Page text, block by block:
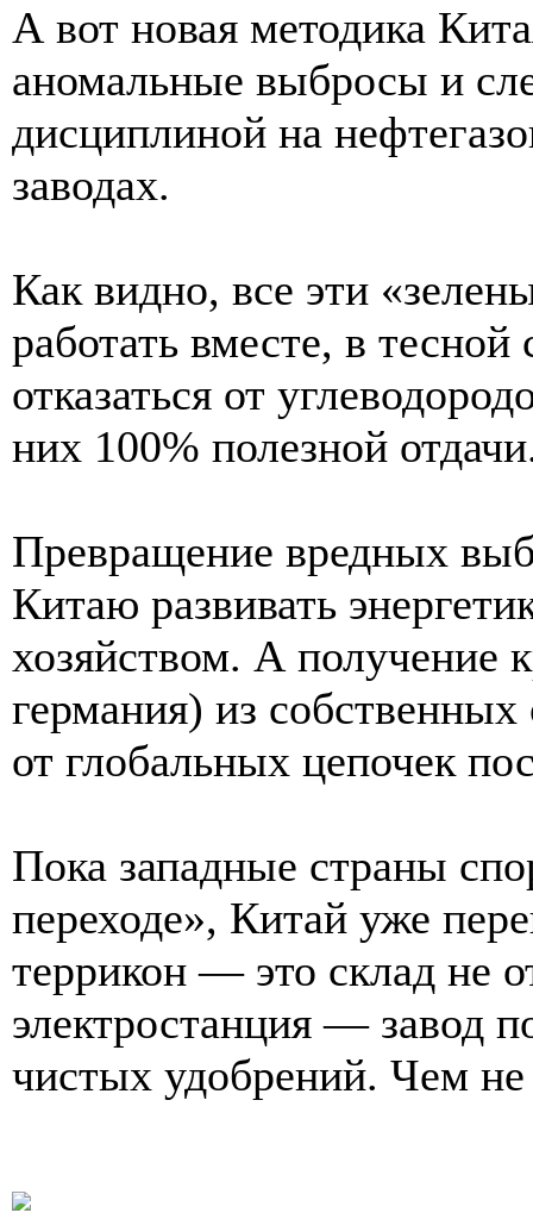
А вот новая методика
аномальные выбросы и
дисциплиной на
заводах.
Как видно, все эти
работать вместе, в
отказаться от
них 100% полезной
Превращение вредных
Китаю развивать
хозяйством. А получение
германия) из
от глобальных цепочек
Пока западные страны
переходе», Китай уже
террикон — это склад не
электростанция — завод
чистых удобрений. Чем